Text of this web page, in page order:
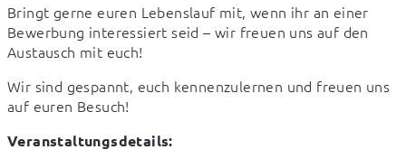
Bringt gerne euren Lebenslauf mit, wenn ihr an einer
Bewerbung interessiert seid – wir freuen uns auf den
Austausch mit euch!
Wir sind gespannt, euch kennenzulernen und freuen uns
auf euren Besuch!
Veranstaltungsdetails: